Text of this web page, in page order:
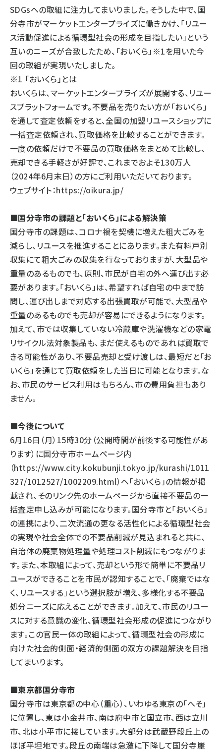
SDGsへの取組に注力してまいりました。そうした中で、国
分寺市がマーケットエンタープライズに働きかけ、「リユー
ス活動促進による循環型社会の形成を目指したい」という
互いのニーズが合致したため、「おいくら」※1を用いた今
回の取組が実現いたしました。
※1 「おいくら」とは
おいくらは、マーケットエンタープライズが展開する、リユー
スプラットフォームです。不要品を売りたい方が「おいくら」
を通して査定依頼をすると、全国の加盟リユースショップに
一括査定依頼され、買取価格を比較することができます。
一度の依頼だけで不要品の買取価格をまとめて比較し、
売却できる手軽さが好評で、これまでおよそ130万人
（2024年6月末日）の方にご利用いただいております。
ウェブサイト：https://oikura.jp/
■国分寺市の課題と「おいくら」による解決策
国分寺市の課題は、コロナ禍を契機に増えた粗大ごみを
減らし、リユースを推進することにあります。また有料戸別
収集にて粗大ごみの収集を行なっておりますが、大型品や
重量のあるものでも、原則、市民が自宅の外へ運び出す必
要があります。「おいくら」は、希望すれば自宅の中まで訪
問し、運び出しまで対応する出張買取が可能で、大型品や
重量のあるものでも売却が容易にできるようになります。
加えて、市では収集していない冷蔵庫や洗濯機などの家電
リサイクル法対象製品も、まだ使えるものであれば買取で
きる可能性があり、不要品売却と受け渡しは、最短だと「お
いくら」を通じて買取依頼をした当日に可能となります。な
お、市民のサービス利用はもちろん、市の費用負担もあり
ません。
■今後について
6月16日（月）15時30分（公開時間が前後する可能性があ
ります）に国分寺市ホームページ内
（https://www.city.kokubunji.tokyo.jp/kurashi/1011
327/1012527/1002209.html）へ「おいくら」の情報が掲
載され、そのリンク先のホームページから直接不要品の一
括査定申し込みが可能になります。国分寺市と「おいくら」
の連携により、二次流通の更なる活性化による循環型社会
の実現や社会全体での不要品削減が見込まれると共に、
自治体の廃棄物処理量や処理コスト削減にもつながりま
す。また、本取組によって、売却という形で簡単に不要品リ
ユースができることを市民が認知することで、「廃棄ではな
く、リユースする」という選択肢が増え、多様化する不要品
処分ニーズに応えることができます。加えて、市民のリユー
スに対する意識の変化、循環型社会形成の促進につながり
ます。この官民一体の取組によって、循環型社会の形成に
向けた社会的側面・経済的側面の双方の課題解決を目指
してまいります。
■東京都国分寺市
国分寺市は東京都の中心（重心）、いわゆる東京の「へそ」
に位置し、東は小金井市、南は府中市と国立市、西は立川
市、北は小平市に接しています。大部分は武蔵野段丘上の
ほぼ平坦地です。段丘の南端は急激に下降して国分寺崖